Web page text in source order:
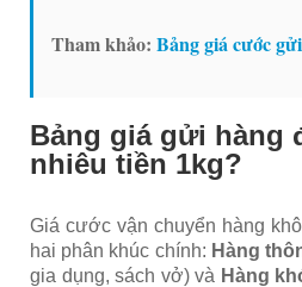
Tham khảo: Bảng giá cước
Bảng giá gửi hàng
nhiêu tiền 1kg?
Giá cước vận chuyển hàng
hai phân khúc chính: Hàng
gia dụng, sách vở) và Hàng